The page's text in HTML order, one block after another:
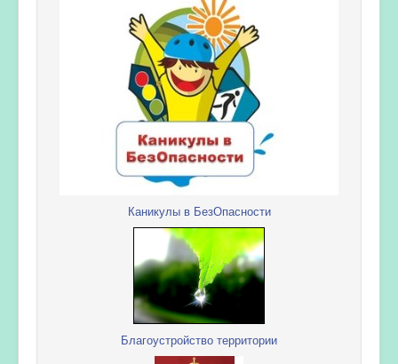
Каникулы в БезОпасности
Благоустройство территории